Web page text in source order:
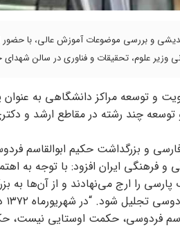
ظهر یکشنبه ۲۷ اردیبهشت‌ماه ۱۴۰۵ جلسه هم‌اندیشی و بررسی
علوم، تحقیقات و فناوری در سالن شهدای
و توسعه مراکز دانشگاهی به
چند رشته‌ در مقاطع ارشد و
و فرهنگی ایران افزود: با توجه به
را ارج می‌نهادند و از آن‌ها به
فردوسی، حکمت اوستایی نیست،